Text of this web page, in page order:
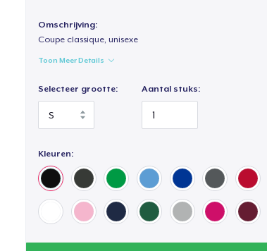
Omschrijving:
Coupe classique, unisexe
Toon Meer Details
Selecteer grootte: Aantal stuks:
Kleuren: